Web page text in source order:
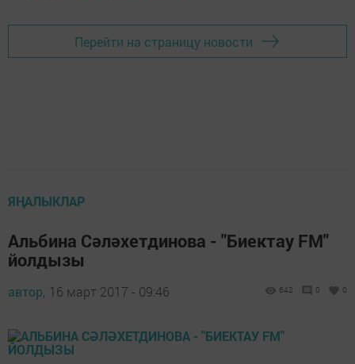
Перейти на страницу новости
ЯҢАЛЫКЛАР
Альбина Сәләхетдинова - "Биектау FM"
йолдызы
автор, 16 март 2017 - 09:46 642 0 0